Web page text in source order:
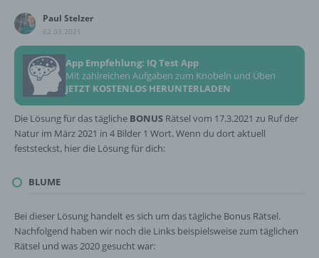
Paul Stelzer
02.03.2021
App Empfehlung: IQ Test App
Mit zahlreichen Aufgaben zum Knobeln und Üben
JETZT KOSTENLOS HERUNTERLADEN
Die Lösung für das tägliche BONUS Rätsel vom 17.3.2021 zu Ruf der
Natur im März 2021 in 4 Bilder 1 Wort. Wenn du dort aktuell
feststeckst, hier die Lösung für dich:
BLUME
Bei dieser Lösung handelt es sich um das tägliche Bonus Rätsel.
Nachfolgend haben wir noch die Links beispielsweise zum täglichen
Rätsel und was 2020 gesucht war: